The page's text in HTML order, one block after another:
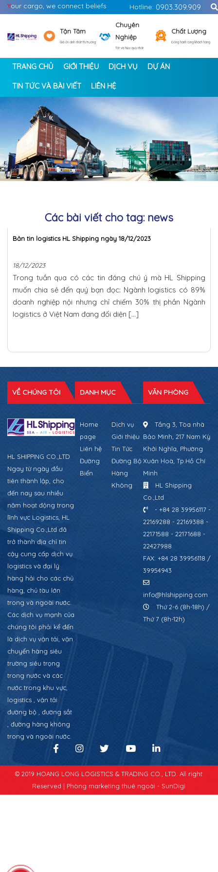
Your cargo, we connect beliefs Hotline: 0903.309.909
Tận Tâm
Giá ổn định nhất thị trường
Chuyên
Nghiệp
Tốt và hiệu quả nhất
Chất Lượng
Đồng hành cùng khách hàng
TRANG CHỦ GIỚI THIỆU DỊCH VỤ DỰ ÁN
TIN TỨC VÀ BÀI VIẾT LIÊN HỆ
< >
Các bài viết cho tag: news
Bản tin logistics HL Shipping ngày 18/12/2023
18/12/2023
Trong tuần qua có các tin đáng chú ý mà HL Shipping
muốn chia sẻ đến quý bạn đọc: Ngành logistics có 89%
doanh nghiệp nội nhưng chỉ chiếm 30% thị phần Ngành
logistics ở Việt Nam đang đối diện […]
VỀ CHÚNG TÔI
HL SHIPPING CO.,LTD
Ngay từ ngày đầu
tiên thành lập, cho
đến nay sau nhiều
năm hoạt động trong
lĩnh vực Logistics, HL
Shipping Co.,Ltd đã
trở thành địa chỉ tin
cậy cung cấp dịch vụ
logistics và đại lý
hàng hải cho các chủ
hàng, chủ tàu lớn
trong và ngoài nước.
Các dịch vụ mạnh của
chúng tôi phải kể đến
là dịch vụ vận tải, vận
chuyển hàng siêu
trường siêu trọng
trong nước và các
nước trong khu vực,
logistics , vận tải
đường bộ , đường sắt
, đường hàng không
trong và ngoài nước.
DANH MỤC
Home
page
Dịch vụ
Giới thiệu
Liên hệ
Tin Tức
Đường
Biển
Đường Bộ
Hàng
Không
VĂN PHÒNG
Tầng 3, Tòa nhà
Bảo Minh, 217 Nam Kỳ
Khởi Nghĩa, Phường
Xuân Hoà, Tp.Hồ Chí
Minh
HL Shipping
Co.,Ltd
- +84 28 39956117 -
22169288 - 22169388 -
22171588 - 22171688 -
22427988
FAX: +84 28 39956118 /
39954943
info@hlshipping.com
Thứ 2-6 (8h-18h) /
Thứ 7 (8h-12h)
© 2019 HOANG LONG LOGISTICS & TRADING CO., LTD. All right
Reserved | Phòng marketing thuê ngoài - SunDigi